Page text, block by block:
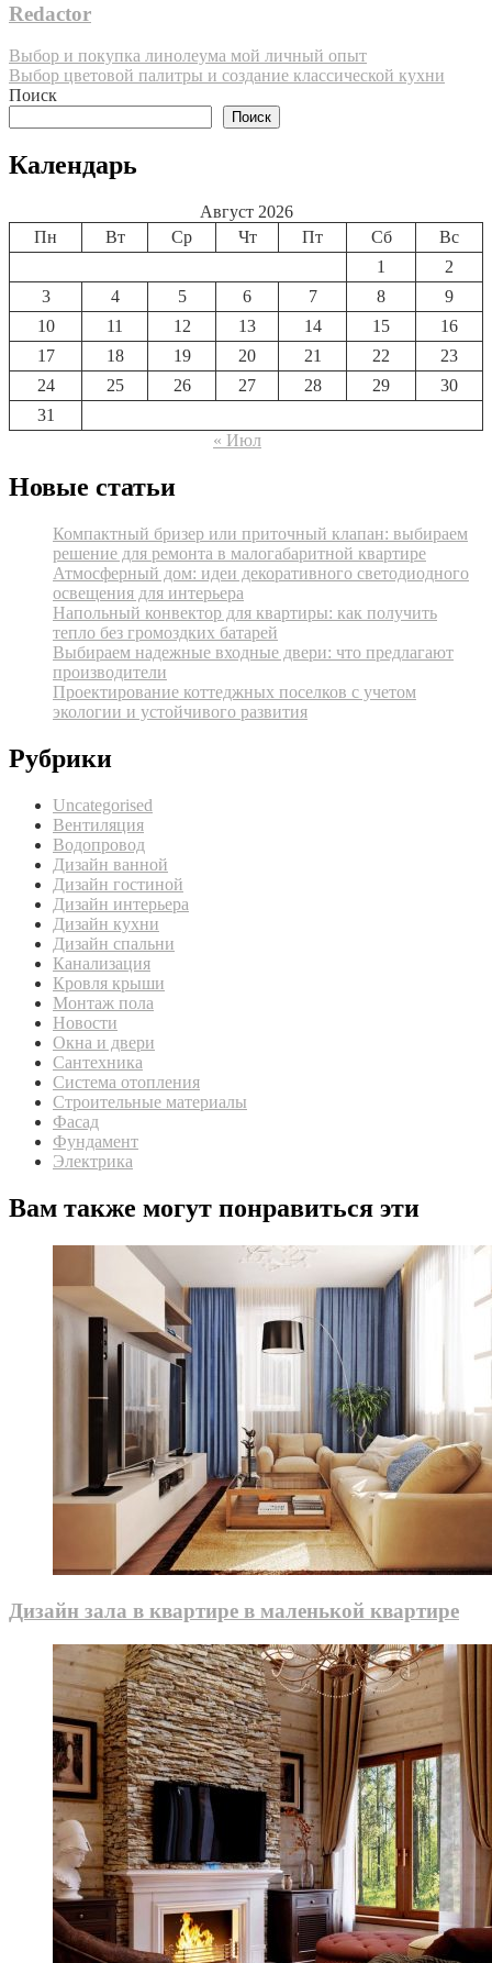
Redactor
Навигация
по
Выбор и покупка линолеума мой личный опыт
Выбор цветовой палитры и создание классической кухни
Поиск
Поиск
Календарь
Август 2026
Пн
Вт Ср Чт Пт Сб
Вс
1
2
3
4 5 6 7 8
9
10
11 12 13 14 15
16
17
18 19 20 21 22
23
24
25 26 27 28 29
30
31
« Июл
Новые статьи
Компактный бризер или приточный клапан: выбираем
решение для ремонта в малогабаритной квартире
Атмосферный дом: идеи декоративного светодиодного
освещения для интерьера
Напольный конвектор для квартиры: как получить
тепло без громоздких батарей
Выбираем надежные входные двери: что предлагают
производители
Проектирование коттеджных поселков с учетом
экологии и устойчивого развития
Рубрики
Uncategorised
Вентиляция
Водопровод
Дизайн ванной
Дизайн гостиной
Дизайн интерьера
Дизайн кухни
Дизайн спальни
Канализация
Кровля крыши
Монтаж пола
Новости
Окна и двери
Сантехника
Система отопления
Строительные материалы
Фасад
Фундамент
Электрика
Вам также могут понравиться эти
Дизайн зала в квартире в маленькой квартире